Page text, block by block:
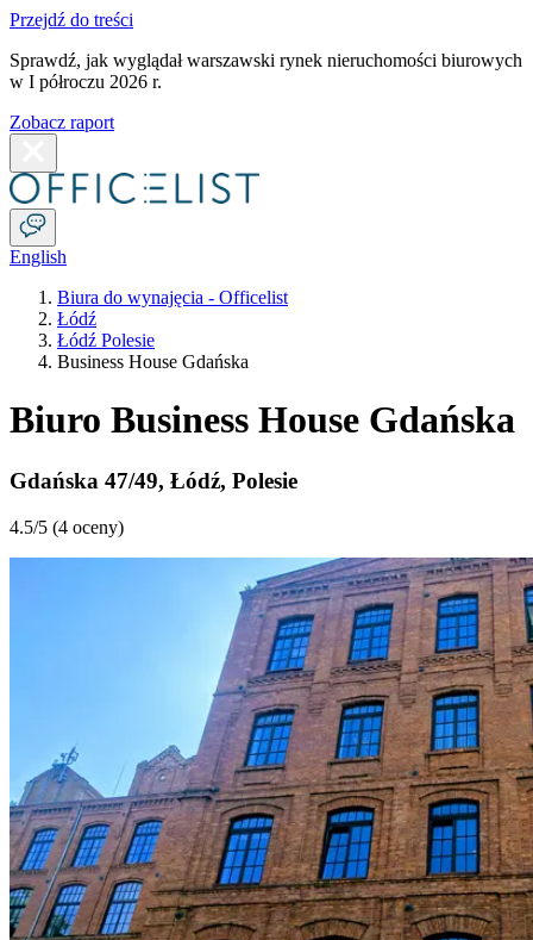
Przejdź do treści
Sprawdź, jak wyglądał warszawski rynek nieruchomości biurowych
w I półroczu 2026 r.
Zobacz raport
English
Biura do wynajęcia - Officelist
Łódź
Łódź Polesie
Business House Gdańska
Biuro Business House Gdańska
Gdańska 47/49, Łódź, Polesie
4.5/5 (4 oceny)